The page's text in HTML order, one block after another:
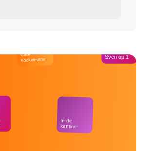
Café
Kockelmann
In de
kantine
Sven op 1